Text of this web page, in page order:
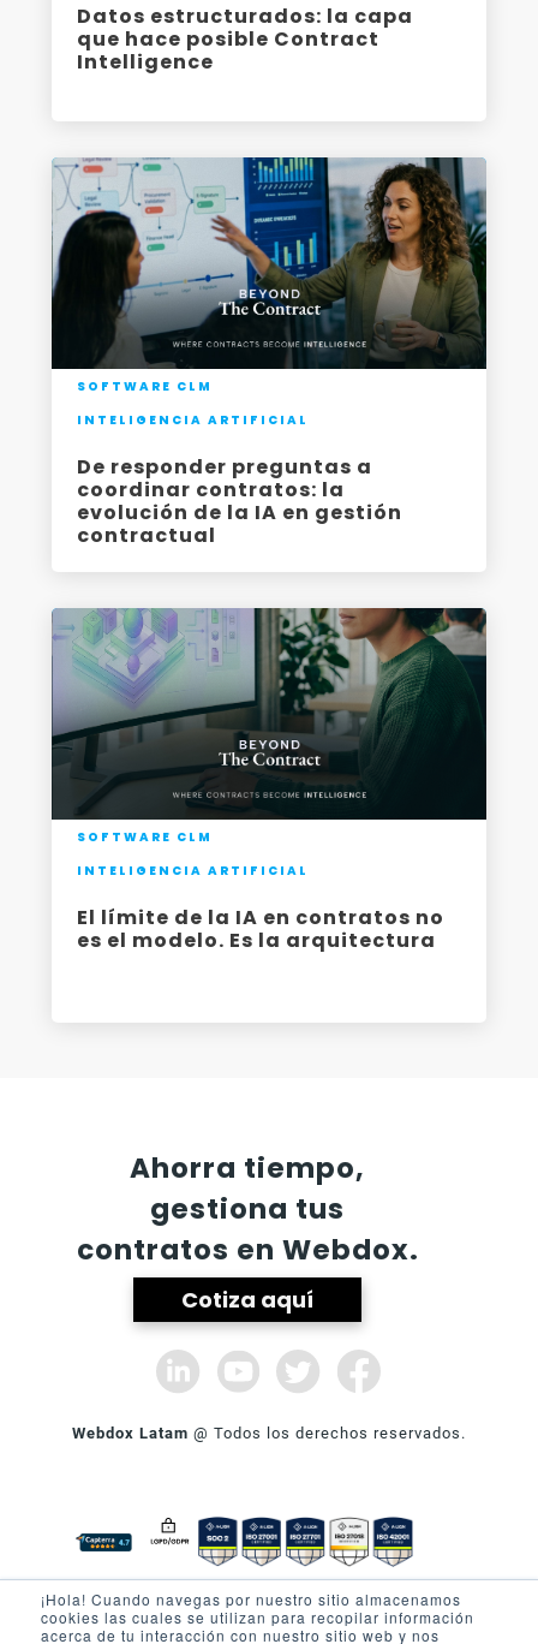
¡Hola! Cuando navegas por nuestro sitio almacenamos
cookies las cuales se utilizan para recopilar información
acerca de tu interacción con nuestro sitio web y nos
Datos estructurados: la capa
que hace posible Contract
Intelligence
SOFTWARE CLM
INTELIGENCIA ARTIFICIAL
De responder preguntas a
coordinar contratos: la
evolución de la IA en gestión
contractual
SOFTWARE CLM
INTELIGENCIA ARTIFICIAL
El límite de la IA en contratos no
es el modelo. Es la arquitectura
Ahorra tiempo,
gestiona tus
contratos en Webdox.
Cotiza aquí
Webdox Latam @ Todos los derechos reservados.
SOBRE WEBDOX PRODUCTO